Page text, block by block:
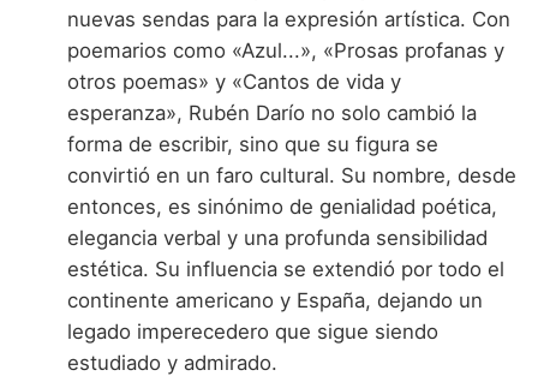
nuevas sendas para la expresión artística. Con
poemarios como «Azul...», «Prosas profanas y
otros poemas» y «Cantos de vida y
esperanza», Rubén Darío no solo cambió la
forma de escribir, sino que su figura se
convirtió en un faro cultural. Su nombre, desde
entonces, es sinónimo de genialidad poética,
elegancia verbal y una profunda sensibilidad
estética. Su influencia se extendió por todo el
continente americano y España, dejando un
legado imperecedero que sigue siendo
estudiado y admirado.